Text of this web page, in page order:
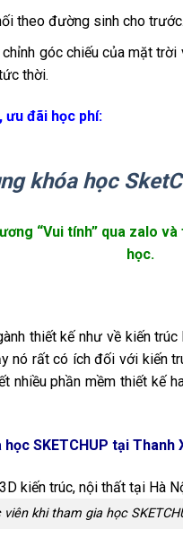
theo đường sinh cho trước.
góc chiếu của mặt
thời.
ưu đãi học phí:
khóa học
“Vui tính” qua zalo
học.
thiết kế như về kiến
nó rất có ích đối với kiến
nhiều phần mềm thiết kế
SKETCHUP tại Thanh
khi tham gia học